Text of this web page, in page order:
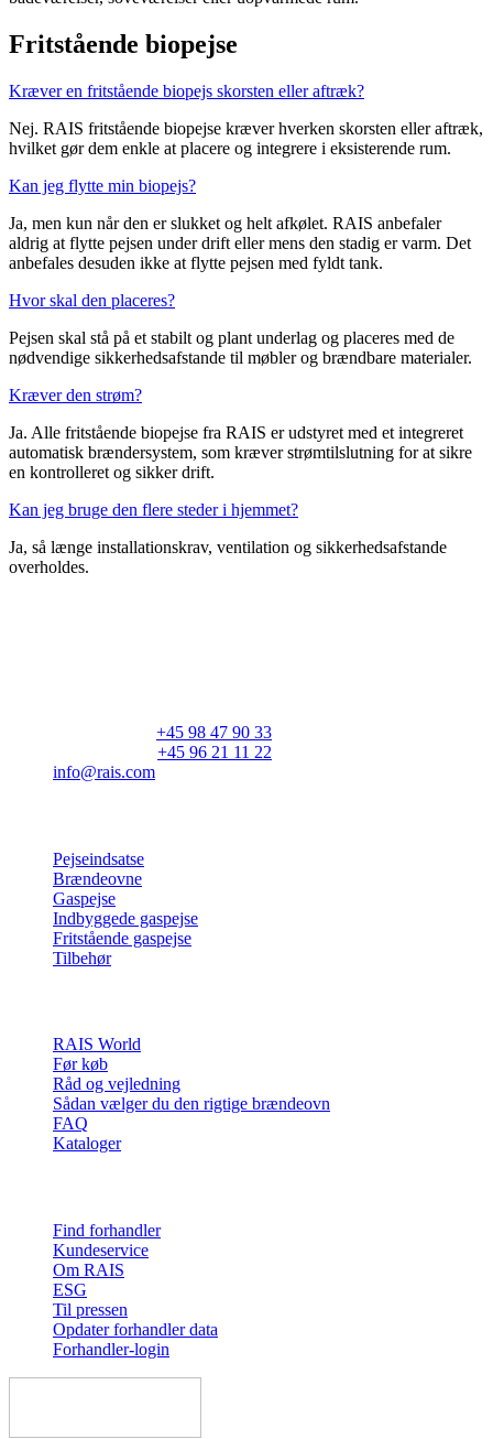
Fritstående biopejse
Kræver en fritstående biopejs skorsten eller aftræk?
Nej. RAIS fritstående biopejse kræver hverken skorsten eller aftræk,
hvilket gør dem enkle at placere og integrere i eksisterende rum.
Kan jeg flytte min biopejs?
Ja, men kun når den er slukket og helt afkølet. RAIS anbefaler
aldrig at flytte pejsen under drift eller mens den stadig er varm. Det
anbefales desuden ikke at flytte pejsen med fyldt tank.
Hvor skal den placeres?
Pejsen skal stå på et stabilt og plant underlag og placeres med de
nødvendige sikkerhedsafstande til møbler og brændbare materialer.
Kræver den strøm?
Ja. Alle fritstående biopejse fra RAIS er udstyret med et integreret
automatisk brændersystem, som kræver strømtilslutning for at sikre
en kontrolleret og sikker drift.
Kan jeg bruge den flere steder i hjemmet?
Ja, så længe installationskrav, ventilation og sikkerhedsafstande
overholdes.
+45 98 47 90 33
+45 96 21 11 22
info@rais.com
Pejseindsatse
Brændeovne
Gaspejse
Indbyggede gaspejse
Fritstående gaspejse
Tilbehør
RAIS World
Før køb
Råd og vejledning
Sådan vælger du den rigtige brændeovn
FAQ
Kataloger
Find forhandler
Kundeservice
Om RAIS
ESG
Til pressen
Opdater forhandler data
Forhandler-login